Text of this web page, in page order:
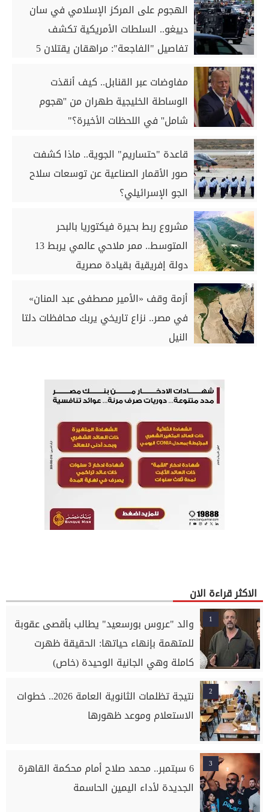
الهجوم على المركز الإسلامي في سان
دييغو.. السلطات الأمريكية تكشف
تفاصيل "الفاجعة": مراهقان يقتلان 5
مفاوضات عبر القنابل.. كيف أنقذت
الوساطة الخليجية طهران من ''هجوم
شامل'' في اللحظات الأخيرة؟"
قاعدة "حتساريم" الجوية.. ماذا كشفت
صور الأقمار الصناعية عن توسعات سلاح
الجو الإسرائيلي؟
مشروع ربط بحيرة فيكتوريا بالبحر
المتوسط.. ممر ملاحي عالمي يربط 13
دولة إفريقية بقيادة مصرية
أزمة وقف «الأمير مصطفى عبد المنان»
في مصر.. نزاع تاريخي يربك محافظات دلتا
النيل
الاكثر قراءة الان
1
والد "عروس بورسعيد" يطالب بأقصى عقوبة
للمتهمة بإنهاء حياتها: الحقيقة ظهرت
كاملة وهي الجانية الوحيدة (خاص)
2
نتيجة تظلمات الثانوية العامة 2026.. خطوات
الاستعلام وموعد ظهورها
3
6 سبتمبر.. محمد صلاح أمام محكمة القاهرة
الجديدة لأداء اليمين الحاسمة